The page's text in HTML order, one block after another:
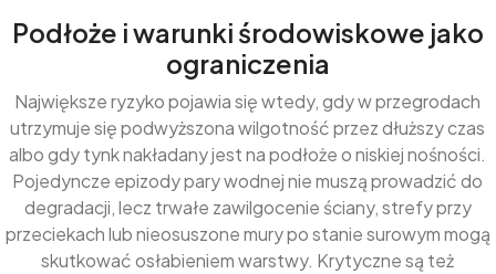
Podłoże i warunki środowiskowe jako
ograniczenia
Największe ryzyko pojawia się wtedy, gdy w przegrodach
utrzymuje się podwyższona wilgotność przez dłuższy czas
albo gdy tynk nakładany jest na podłoże o niskiej nośności.
Pojedyncze epizody pary wodnej nie muszą prowadzić do
degradacji, lecz trwałe zawilgocenie ściany, strefy przy
przeciekach lub nieosuszone mury po stanie surowym mogą
skutkować osłabieniem warstwy. Krytyczne są też